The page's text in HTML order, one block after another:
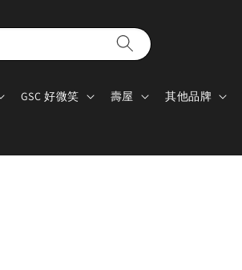
GSC 好微笑 壽屋 其他品牌